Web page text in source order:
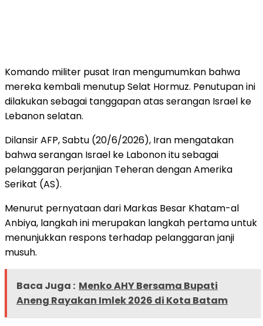
Komando militer pusat Iran mengumumkan bahwa
mereka kembali menutup Selat Hormuz. Penutupan ini
dilakukan sebagai tanggapan atas serangan Israel ke
Lebanon selatan.
Dilansir AFP, Sabtu (20/6/2026), Iran mengatakan
bahwa serangan Israel ke Labonon itu sebagai
pelanggaran perjanjian Teheran dengan Amerika
Serikat (AS).
Menurut pernyataan dari Markas Besar Khatam-al
Anbiya, langkah ini merupakan langkah pertama untuk
menunjukkan respons terhadap pelanggaran janji
musuh.
Baca Juga : Menko AHY Bersama Bupati
Aneng Rayakan Imlek 2026 di Kota Batam